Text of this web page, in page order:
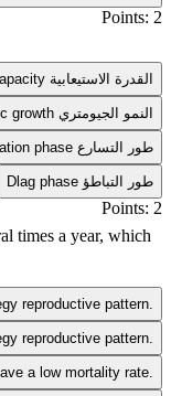
Points: 2
carrying capacity القدرة الاستيعابية
geometric growth النمو الجيومتري
acceleration phase طور التسارع
D lag phase طور التباطؤ
Points: 2
times a year, which
reproductive pattern.
reproductive pattern.
a low mortality rate.